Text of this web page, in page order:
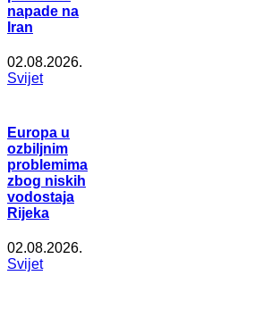
napade na
Iran
02.08.2026.
Svijet
Europa u
ozbiljnim
problemima
zbog niskih
vodostaja
Rijeka
02.08.2026.
Svijet